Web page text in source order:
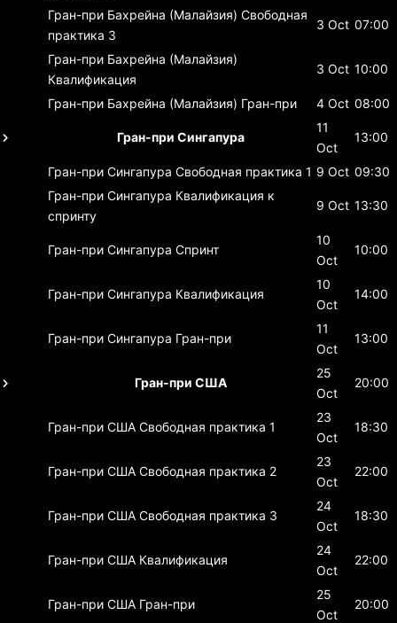
Гран-при Бахрейна (Малайзия) Свободная
практика 3
3 Oct 07:00
Гран-при Бахрейна (Малайзия)
Квалификация
3 Oct 10:00
Гран-при Бахрейна (Малайзия) Гран-при 4 Oct 08:00
Гран-при Сингапура
11
Oct
13:00
Гран-при Сингапура Свободная практика 1 9 Oct 09:30
Гран-при Сингапура Квалификация к
спринту
9 Oct 13:30
Гран-при Сингапура Спринт
10
Oct
10:00
Гран-при Сингапура Квалификация
10
Oct
14:00
Гран-при Сингапура Гран-при
11
Oct
13:00
Гран-при США
25
Oct
20:00
Гран-при США Свободная практика 1
23
Oct
18:30
Гран-при США Свободная практика 2
23
Oct
22:00
Гран-при США Свободная практика 3
24
Oct
18:30
Гран-при США Квалификация
24
Oct
22:00
Гран-при США Гран-при
25
Oct
20:00